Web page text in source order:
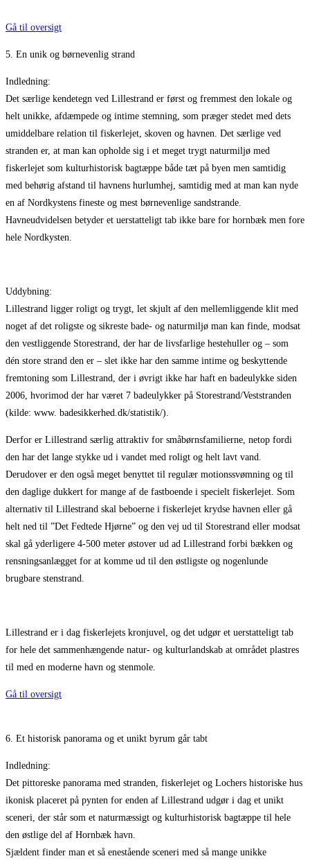
Gå til oversigt
5. En unik og børnevenlig strand
Indledning:
Det særlige kendetegn ved Lillestrand er først og fremmest den lokale og
helt unikke, afdæmpede og intime stemning, som præger stedet med dets
umiddelbare relation til fiskerlejet, skoven og havnen. Det særlige ved
stranden er, at man kan opholde sig i et meget trygt naturmiljø med
fiskerlejet som kulturhistorisk bagtæppe både tæt på byen men samtidig
med behørig afstand til havnens hurlumhej, samtidig med at man kan nyde
en af Nordkystens fineste og mest børnevenlige sandstrande.
Havneudvidelsen betyder et uerstatteligt tab ikke bare for hornbæk men fore
hele Nordkysten.
Uddybning:
Lillestrand ligger roligt og trygt, let skjult af den mellemliggende klit med
noget af det roligste og sikreste bade- og naturmiljø man kan finde, modsat
den vestliggende Storestrand, der har de livsfarlige hestehuller og – som
dén store strand den er – slet ikke har den samme intime og beskyttende
fremtoning som Lillestrand, der i øvrigt ikke har haft en badeulykke siden
2006, hvorimod der har været 7 badeulykker på Storestrand/Veststranden
(kilde: www. badesikkerhed.dk/statistik/).
Derfor er Lillestrand særlig attraktiv for småbørnsfamilierne, netop fordi
den har det lange stykke ud i vandet med roligt og helt lavt vand.
Derudover er den også meget benyttet til regulær motionssvømning og til
den daglige dukkert for mange af de fastboende i specielt fiskerlejet. Som
alternativ til Lillestrand skal beboerne i fiskerlejet krydse havnen eller gå
helt ned til ”Det Fedtede Hjørne” og den vej ud til Storestrand eller modsat
skal gå yderligere 4-500 meter østover ud ad Lillestrand forbi bækken og
rensningsanlægget for at komme ud til den østligste og nogenlunde
brugbare stenstrand.
Lillestrand er i dag fiskerlejets kronjuvel, og det udgør et uerstatteligt tab
for hele det sammenhængende natur- og kulturlandskab at området plastres
til med en moderne havn og stenmole.
Gå til oversigt
6. Et historisk panorama og et unikt byrum går tabt
Indledning:
Det pittoreske panorama med stranden, fiskerlejet og Lochers historiske hus
ikonisk placeret på pynten for enden af Lillestrand udgør i dag et unikt
sceneri, der står som et naturmæssigt og kulturhistorisk bagtæppe til hele
den østlige del af Hornbæk havn.
Sjældent finder man et så enestående sceneri med så mange unikke